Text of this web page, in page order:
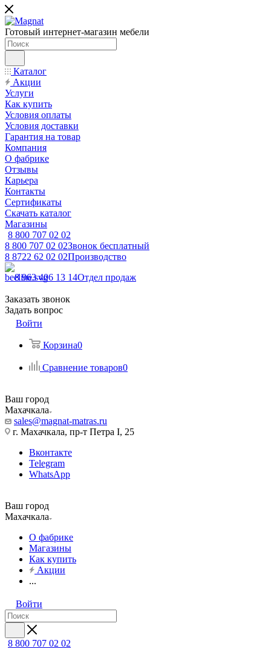
Готовый интернет-магазин мебели
Каталог
Акции
Услуги
Как купить
Условия оплаты
Условия доставки
Гарантия на товар
Компания
О фабрике
Отзывы
Карьера
Контакты
Сертификаты
Скачать каталог
Магазины
8 800 707 02 02
8 800 707 02 02Звонок бесплатный
8 8722 62 02 02Производство
8 963 406 13 14Отдел продаж
Заказать звонок
Задать вопрос
Войти
Корзина0
Сравнение товаров0
Ваш город
Махачкала
sales@magnat-matras.ru
г. Махачкала, пр-т Петра I, 25
Вконтакте
Telegram
WhatsApp
Ваш город
Махачкала
О фабрике
Магазины
Как купить
Акции
...
Войти
8 800 707 02 02